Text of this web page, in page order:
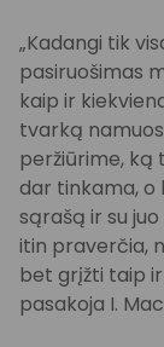
„Kadangi tik
pasiruošimas
kaip ir
tvarką
peržiūrime, ką
dar tinkama, o
sąrašą ir su
itin praverčia,
bet grįžti taip ir
pasakoja I.